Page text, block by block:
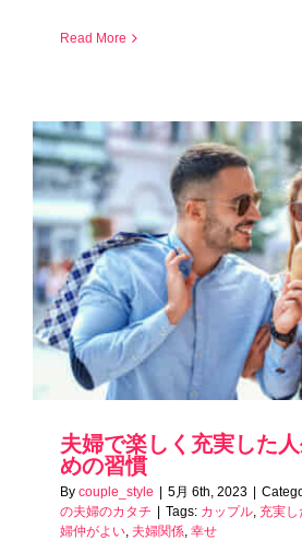
Read More
夫婦で楽しく充実した
めの習慣
By couple_style 5月 6th, 2023
の夫婦のカタチ
Tags: カップル, 充実し
婦仲がよい, 夫婦関係, 幸せ